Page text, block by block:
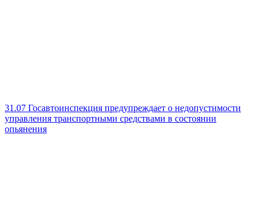
31.07 Госавтоинспекция предупреждает о недопустимости
управления транспортными средствами в состоянии
опьянения